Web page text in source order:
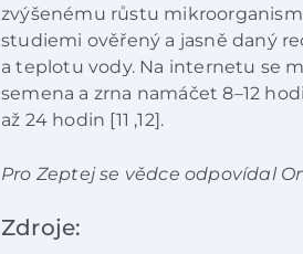
zvýšenému růstu
studiemi ověřený a jasně daný
a teplotu vody. Na internetu se
semena a zrna namáčet 8–12
až 24 hodin [11 ,12].
Pro Zeptej se vědce odpovídal
Zdroje: